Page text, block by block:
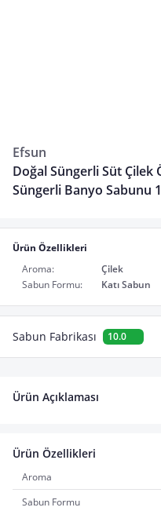
Efsun
Doğal Süngerli Süt Çilek
Süngerli Banyo Sabunu
Ürün Özellikleri
Aroma:
Çilek
Sabun Formu:
Katı Sabun
Sabun Fabrikası 10.0
Ürün Açıklaması
Ürün Özellikleri
Aroma
Sabun Formu